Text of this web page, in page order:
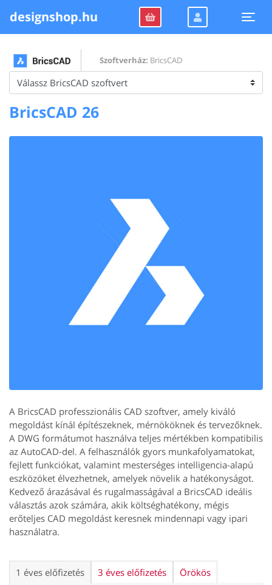
designshop.hu
Szoftverház: BricsCAD
BricsCAD 26
A BricsCAD professzionális CAD szoftver, amely kiváló
megoldást kínál építészeknek, mérnököknek és tervezőknek.
A DWG formátumot használva teljes mértékben kompatibilis
az AutoCAD-del. A felhasználók gyors munkafolyamatokat,
fejlett funkciókat, valamint mesterséges intelligencia-alapú
eszközöket élvezhetnek, amelyek növelik a hatékonyságot.
Kedvező árazásával és rugalmasságával a BricsCAD ideális
választás azok számára, akik költséghatékony, mégis
erőteljes CAD megoldást keresnek mindennapi vagy ipari
használatra.
1 éves előfizetés 3 éves előfizetés Örökös